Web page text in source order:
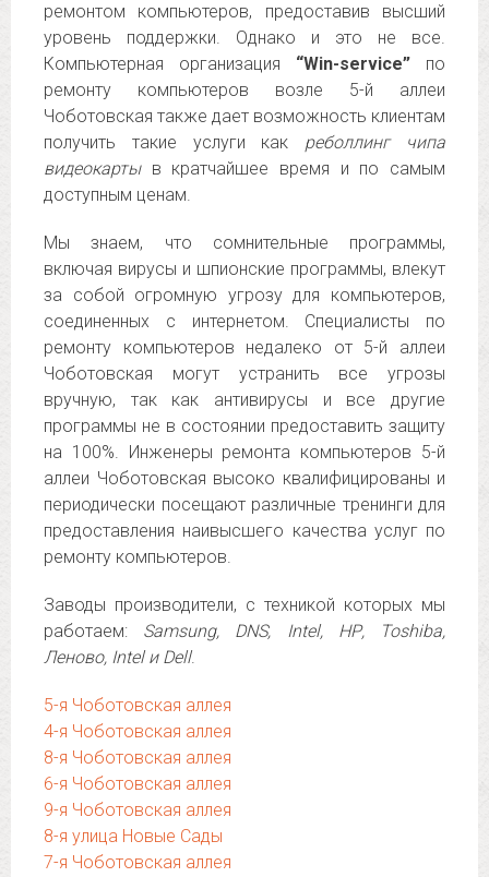
ремонтом компьютеров, предоставив высший
уровень поддержки. Однако и это не все.
Компьютерная организация “Win-service” по
ремонту компьютеров возле 5-й аллеи
Чоботовская также дает возможность клиентам
получить такие услуги как реболлинг чипа
видеокартыв кратчайшее время и по самым
доступным ценам.
Мы знаем, что сомнительные программы,
включая вирусы и шпионские программы, влекут
за собой огромную угрозу для компьютеров,
соединенных с интернетом. Специалисты по
ремонту компьютеров недалеко от 5-й аллеи
Чоботовская могут устранить все угрозы
вручную, так как антивирусы и все другие
программы не в состоянии предоставить защиту
на 100%. Инженеры ремонта компьютеров 5-й
аллеи Чоботовская высоко квалифицированы и
периодически посещают различные тренинги для
предоставления наивысшего качества услуг по
ремонту компьютеров.
Заводы производители, с техникой которых мы
работаем: Samsung, DNS, Intel, НР, Toshiba,
Леново, Intel и Dell.
5-я Чоботовская аллея
4-я Чоботовская аллея
8-я Чоботовская аллея
6-я Чоботовская аллея
9-я Чоботовская аллея
8-я улица Новые Сады
7-я Чоботовская аллея